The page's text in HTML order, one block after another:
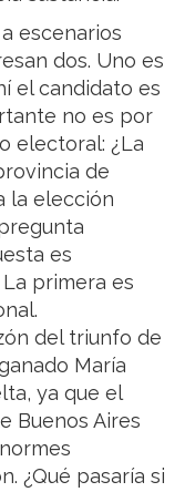
escenarios
dos. Uno es
el candidato es
no es por
electoral: ¿La
de
la elección
es
primera es
del triunfo de
María
ya que el
Buenos Aires
¿Qué pasaría si